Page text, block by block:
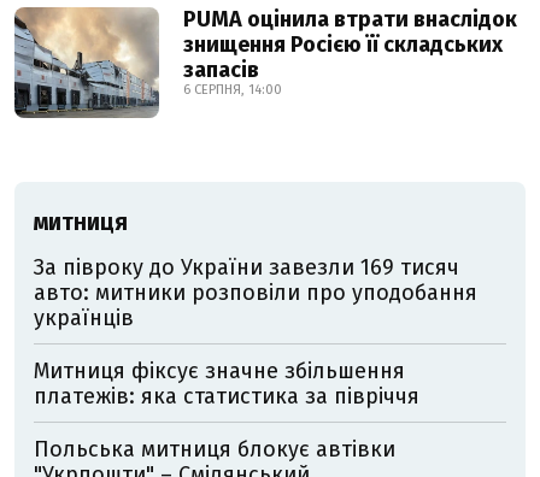
PUMA оцінила втрати внаслідок
знищення Росією її складських
запасів
6 СЕРПНЯ, 14:00
МИТНИЦЯ
За півроку до України завезли 169 тисяч
авто: митники розповіли про уподобання
українців
Митниця фіксує значне збільшення
платежів: яка статистика за півріччя
Польська митниця блокує автівки